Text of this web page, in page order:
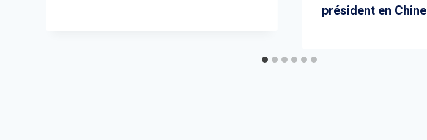
président en Chine